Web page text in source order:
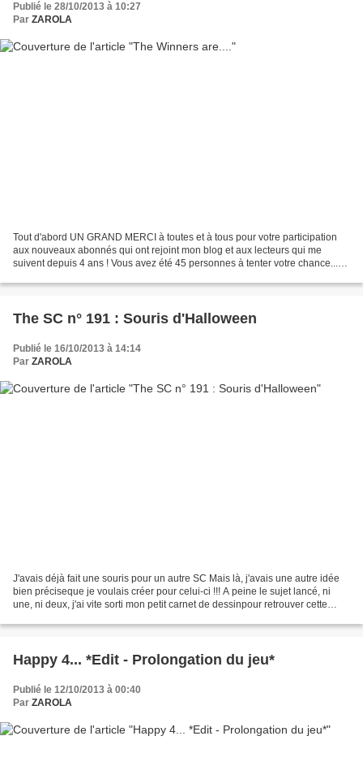
Publié le 28/10/2013 à 10:27
Par ZAROLA
Tout d'abord UN GRAND MERCI à toutes et à tous pour votre participation
aux nouveaux abonnés qui ont rejoint mon blog et aux lecteurs qui me
suivent depuis 4 ans ! Vous avez été 45 personnes à tenter votre chance...
The SC n° 191 : Souris d'Halloween
Publié le 16/10/2013 à 14:14
Par ZAROLA
J'avais déjà fait une souris pour un autre SC Mais là, j'avais une autre idée
bien préciseque je voulais créer pour celui-ci !!! A peine le sujet lancé, ni
une, ni deux, j'ai vite sorti mon petit carnet de dessinpour retrouver cette
Happy 4... *Edit - Prolongation du jeu*
Publié le 12/10/2013 à 00:40
Par ZAROLA